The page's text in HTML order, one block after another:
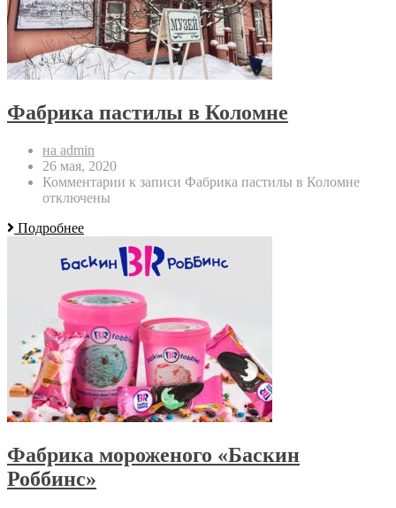
Фабрика пастилы в Коломне
на admin
26 мая, 2020
Комментарии к записи Фабрика пастилы в Коломне
отключены
Подробнее
Фабрика мороженого «Баскин
Роббинс»